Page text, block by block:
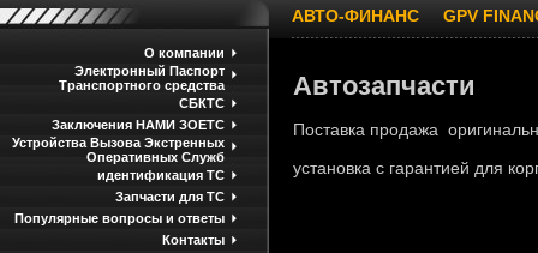
О компании
Электронный Паспорт
Транспортного средства
СБКТС
Заключения НАМИ ЗОЕТС
Устройства Вызова Экстренных
Оперативных Служб
идентификация ТС
Запчасти для ТС
Популярные вопросы и ответы
Контакты
АВТО-ФИНАНС GPV
Автозапчасти
Поставка продажа
установка с гарантией для